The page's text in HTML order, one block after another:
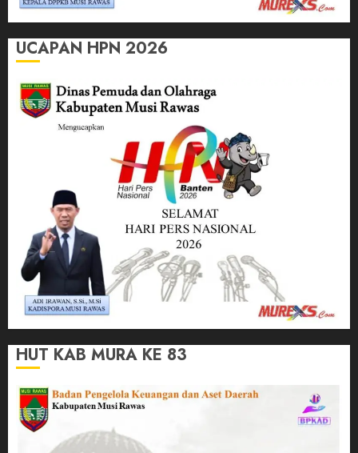
UCAPAN HPN 2026
HUT KAB MURA KE 83